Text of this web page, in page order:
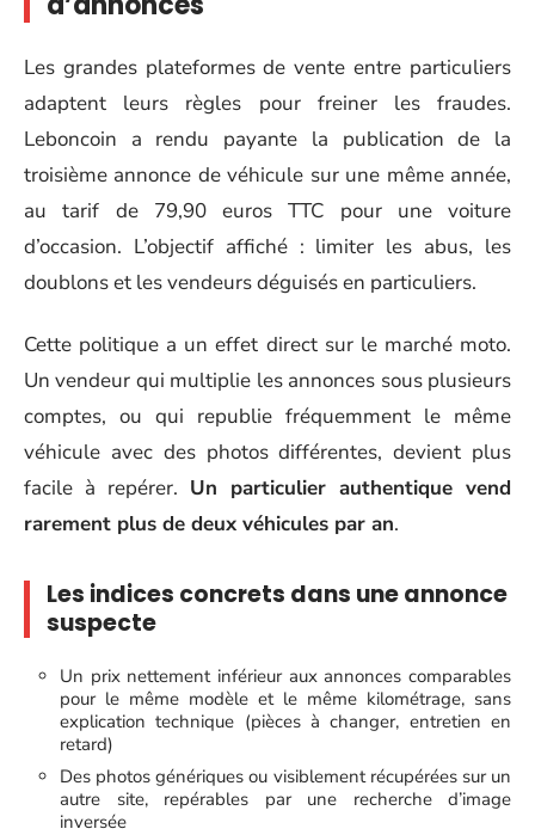
Les grandes plateformes de vente entre particuliers
adaptent leurs règles pour freiner les fraudes.
Leboncoin a rendu payante la publication de la
troisième annonce de véhicule sur une même année,
au tarif de 79,90 euros TTC pour une voiture
d’occasion. L’objectif affiché : limiter les abus, les
doublons et les vendeurs déguisés en particuliers.
Cette politique a un effet direct sur le marché moto.
Un vendeur qui multiplie les annonces sous plusieurs
comptes, ou qui republie fréquemment le même
véhicule avec des photos différentes, devient plus
facile à repérer. Un particulier authentique vend
rarement plus de deux véhicules par an.
Les indices concrets dans une annonce
suspecte
Un prix nettement inférieur aux annonces comparables
pour le même modèle et le même kilométrage, sans
explication technique (pièces à changer, entretien en
retard)
Des photos génériques ou visiblement récupérées sur un
autre site, repérables par une recherche d’image
inversée